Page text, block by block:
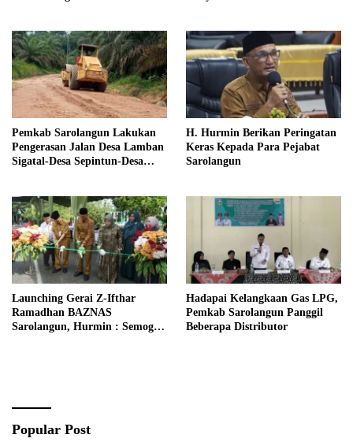
Pemkab Sarolangun Lakukan
Pengerasan Jalan Desa Lamban
Sigatal-Desa Sepintun-Desa
H. Hurmin Berikan Peringatan
Keras Kepada Para Pejabat
Sarolangun
Launching Gerai Z-Ifthar
Ramadhan BAZNAS
Sarolangun, Hurmin : Semoga
Hadapai Kelangkaan Gas LPG,
Pemkab Sarolangun Panggil
Beberapa Distributor
Popular Post